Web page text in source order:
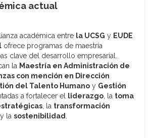
actual
académica entre la UCSG y EUDE
ofrece programas de maestría
clave del desarrollo empresarial.
la Maestría en Administración de
con mención en Dirección
del Talento Humano y Gestión
a fortalecer el liderazgo, la toma
, la transformación
y la sostenibilidad.